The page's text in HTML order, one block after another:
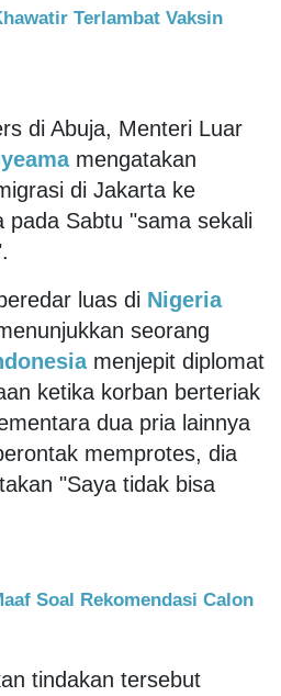
Terlambat Vaksin
di Abuja, Menteri Luar
mengatakan
di Jakarta ke
pada Sabtu "sama sekali
luas di Nigeria
seorang
menjepit diplomat
ketika korban berteriak
dua pria lainnya
memprotes, dia
"Saya tidak bisa
Soal Rekomendasi Calon
tindakan tersebut